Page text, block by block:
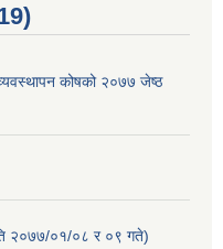
कोषको २०७७ जेष्ठ
२०७७/०१/०८ र ०९ गते)